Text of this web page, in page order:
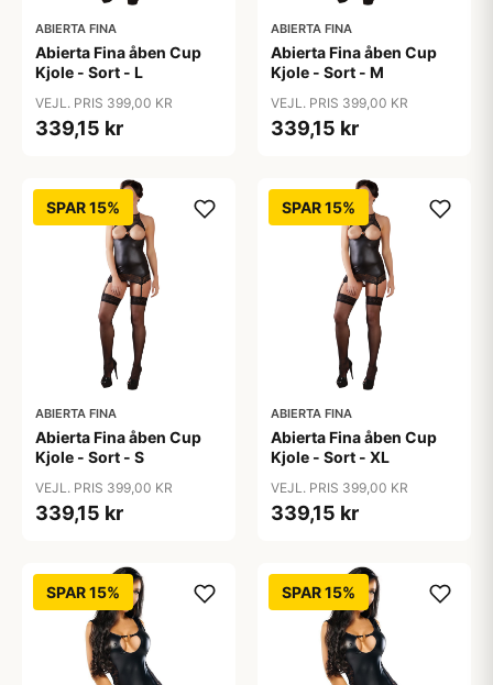
ABIERTA FINA
Abierta Fina åben Cup
Kjole - Sort - L
VEJL. PRIS 399,00 KR
339,15 kr
ABIERTA FINA
Abierta Fina åben Cup
Kjole - Sort - M
VEJL. PRIS 399,00 KR
339,15 kr
SPAR 15%
ABIERTA FINA
Abierta Fina åben Cup
Kjole - Sort - S
VEJL. PRIS 399,00 KR
339,15 kr
SPAR 15%
ABIERTA FINA
Abierta Fina åben Cup
Kjole - Sort - XL
VEJL. PRIS 399,00 KR
339,15 kr
SPAR 15% SPAR 15%